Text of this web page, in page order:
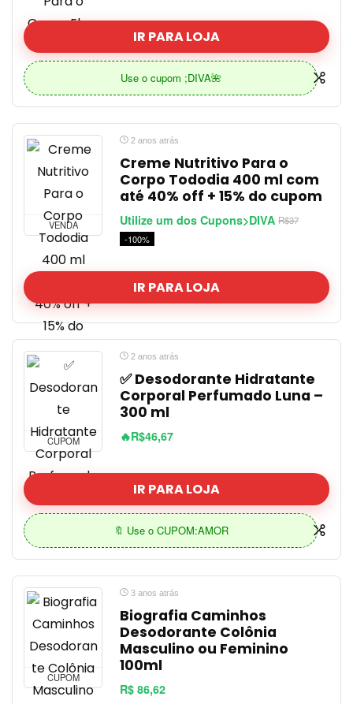
IR PARA LOJA
Use o cupom ;DIVA🌺
VENDA
2 anos atrás
Creme Nutritivo Para o
Corpo Tododia 400 ml com
até 40% off + 15% do cupom
Utilize um dos Cupons>DIVA R$37
-100%
IR PARA LOJA
CUPOM
2 anos atrás
✅ Desodorante Hidratante
Corporal Perfumado Luna –
300 ml
🔥R$46,67
IR PARA LOJA
🔖 Use o CUPOM:AMOR
CUPOM
3 anos atrás
Biografia Caminhos
Desodorante Colônia
Masculino ou Feminino
100ml
R$ 86,62